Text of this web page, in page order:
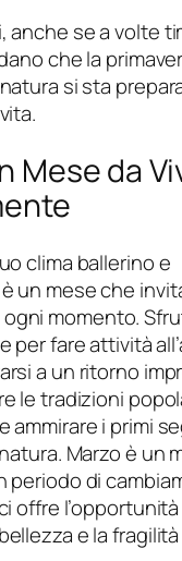
anche se a volte
che la
si sta
Mese da
clima ballerino e
un mese che
momento.
per fare attività
a un ritorno
le tradizioni
ammirare i primi
Marzo è un
periodo di
offre
e la